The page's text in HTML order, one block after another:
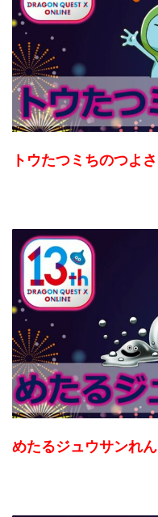
トウたつミちのつよさ
めたるジュウサンれん